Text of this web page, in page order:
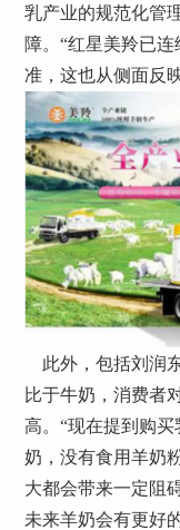
乳产业的规范化管
障。“红星美羚已
准，这也从侧面反
此外，包括刘润
比于牛奶，消费者
高。“现在提到购
奶，没有食用羊奶
大都会带来一定阻
未来羊奶会有更好